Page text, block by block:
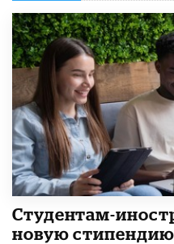
Студентам-
новую стипендию